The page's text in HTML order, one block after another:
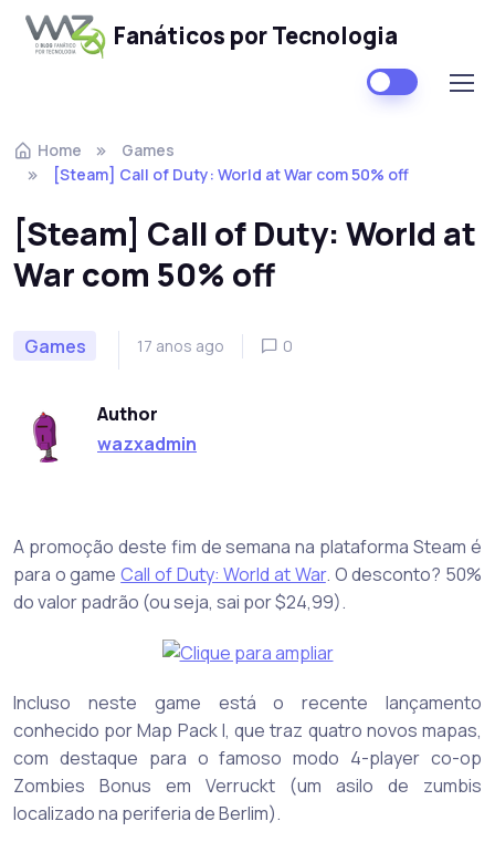
Fanáticos por Tecnologia
Home
Games
[Steam] Call of Duty: World at War com 50% off
[Steam] Call of Duty: World at
War com 50% off
Games 17 anos ago 0
Author
wazxadmin
A promoção deste fim de semana na plataforma Steam é
para o gameCall of Duty: World at War. O desconto? 50%
do valor padrão (ou seja, sai por $24,99).
Incluso neste game está o recente lançamento
conhecido por Map Pack I, que traz quatro novos mapas,
com destaque para o famoso modo 4-player co-op
Zombies Bonus em Verruckt (um asilo de zumbis
localizado na periferia de Berlim).